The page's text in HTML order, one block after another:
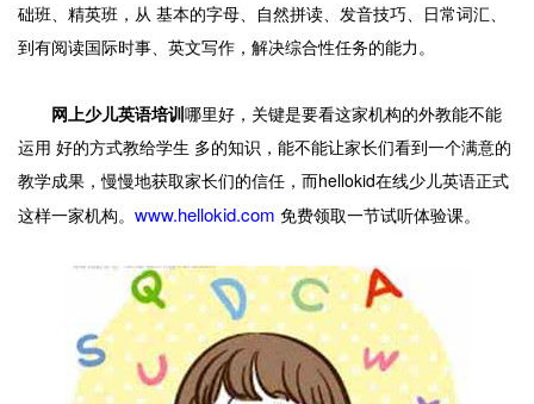
础班、精英班，从 基本的字母、自然拼读、发音技巧、日常词汇、
到有阅读国际时事、英文写作，解决综合性任务的能力。
网上少儿英语培训哪里好，关键是要看这家机构的外教能不能
运用 好的方式教给学生 多的知识，能不能让家长们看到一个满意的
教学成果，慢慢地获取家长们的信任，而hellokid在线少儿英语正式
这样一家机构。 www.hellokid.com 免费领取一节试听体验课。